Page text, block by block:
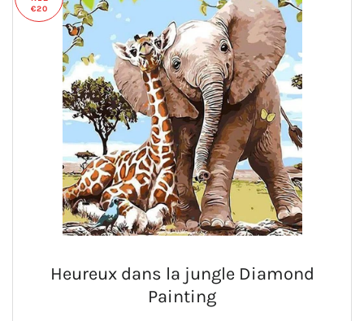
€20
Heureux dans la jungle Diamond
Painting